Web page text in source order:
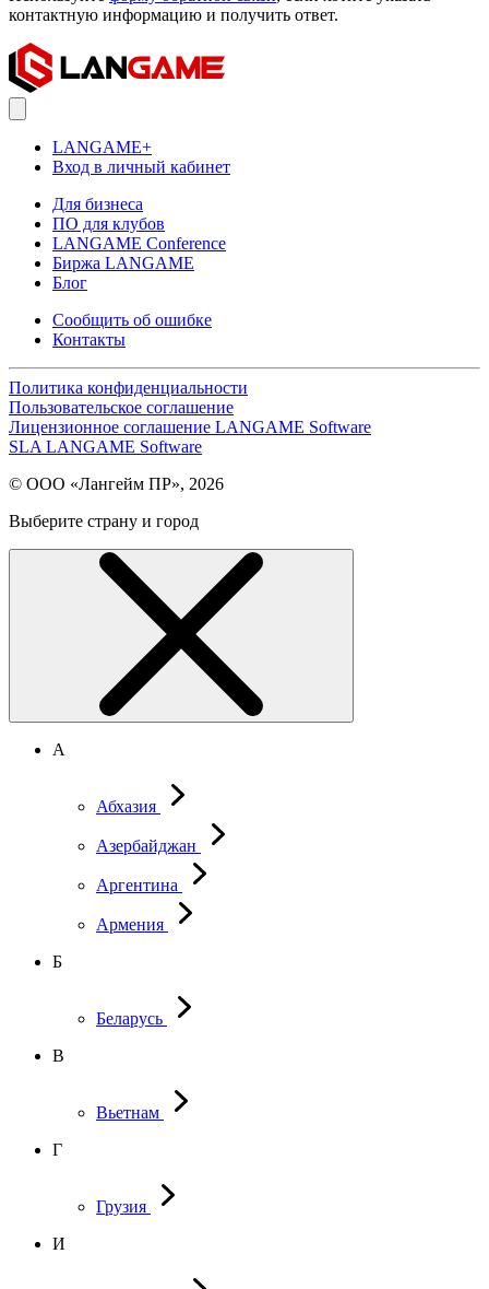
контактную информацию и получить ответ.
LANGAME+
Вход в личный кабинет
Для бизнеса
ПО для клубов
LANGAME Conference
Биржа LANGAME
Блог
Сообщить об ошибке
Контакты
Политика конфиденциальности
Пользовательское соглашение
Лицензионное соглашение LANGAME Software
SLA LANGAME Software
© ООО «Лангейм ПР», 2026
Выберите страну и город
А
Абхазия
Азербайджан
Аргентина
Армения
Б
Беларусь
В
Вьетнам
Г
Грузия
И